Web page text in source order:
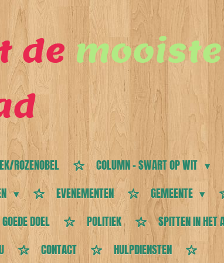
demooiste
ROZENOBEL
COLUMN - SWART OP WIT
EVENEMENTEN
GEMEENTE
DOEL POLITIEK
SPITTEN IN HET
CONTACT
HULPDIENSTEN